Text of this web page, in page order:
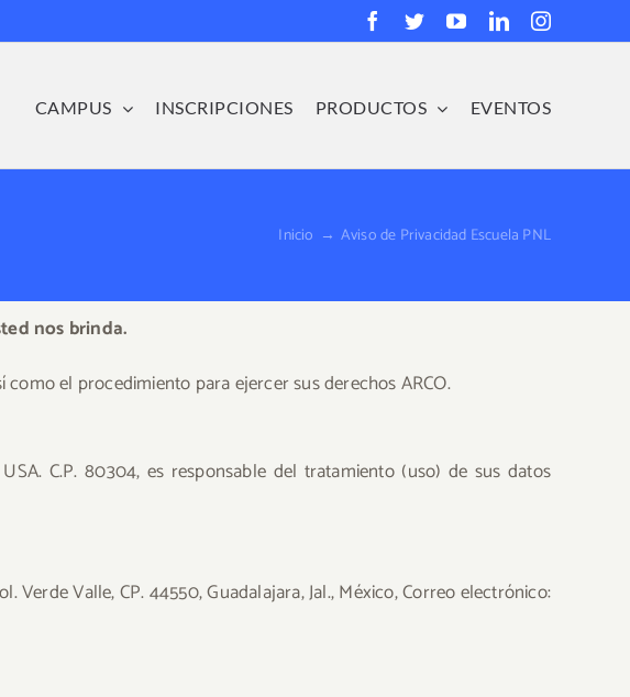
Facebook
TwitterYouTubeLinkedInInstagram
CAMPUS INSCRIPCIONES PRODUCTOS EVENTOS
Inicio → Aviso de Privacidad Escuela PNL
nos brinda.
el procedimiento para ejercer sus derechos ARCO.
C.P. 80304, es responsable del tratamiento (uso) de sus datos
Verde Valle, CP. 44550, Guadalajara, Jal., México, Correo electrónico: